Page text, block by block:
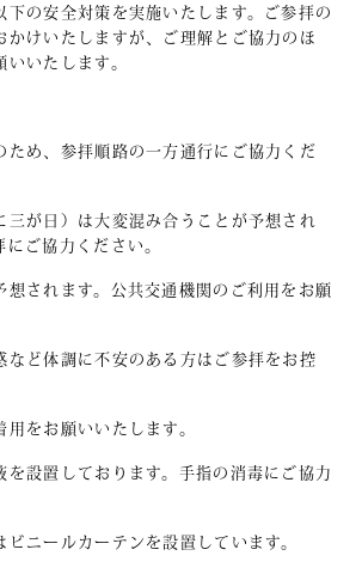
下の安全対策を実施いたします。ご参拝の
かけいたしますが、ご理解とご協力のほ
いたします。
ため、参拝順路の一方通行にご協力くだ
三が日）は大変混み合うことが予想され
ご協力ください。
想されます。公共交通機関のご利用をお願
など体調に不安のある方はご参拝をお控
用をお願いいたします。
を設置しております。手指の消毒にご協力
ビニールカーテンを設置しています。